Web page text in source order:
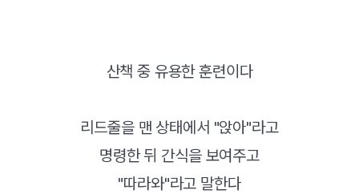
산책 중 유용한 훈련이다
리드줄을 맨 상태에서 "앉아"라고
명령한 뒤 간식을 보여주고
"따라와"라고 말한다